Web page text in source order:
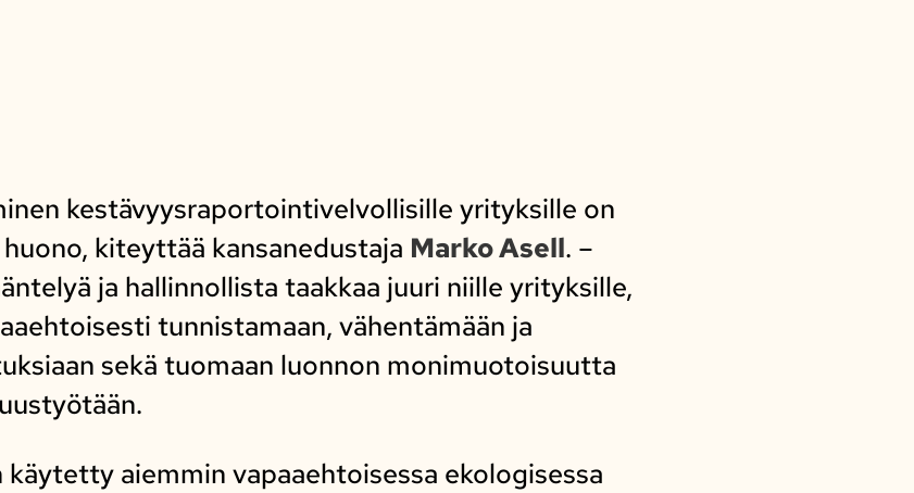
kestävyysraportointivelvollisille yrityksille on
kiteyttää kansanedustaja Marko Asell. –
ja hallinnollista taakkaa juuri niille yrityksille,
tunnistamaan, vähentämään ja
sekä tuomaan luonnon monimuotoisuutta
aiemmin vapaaehtoisessa ekologisessa